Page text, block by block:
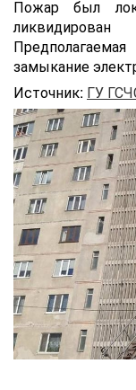
Пожар был
замыкание
Источник: ГУ